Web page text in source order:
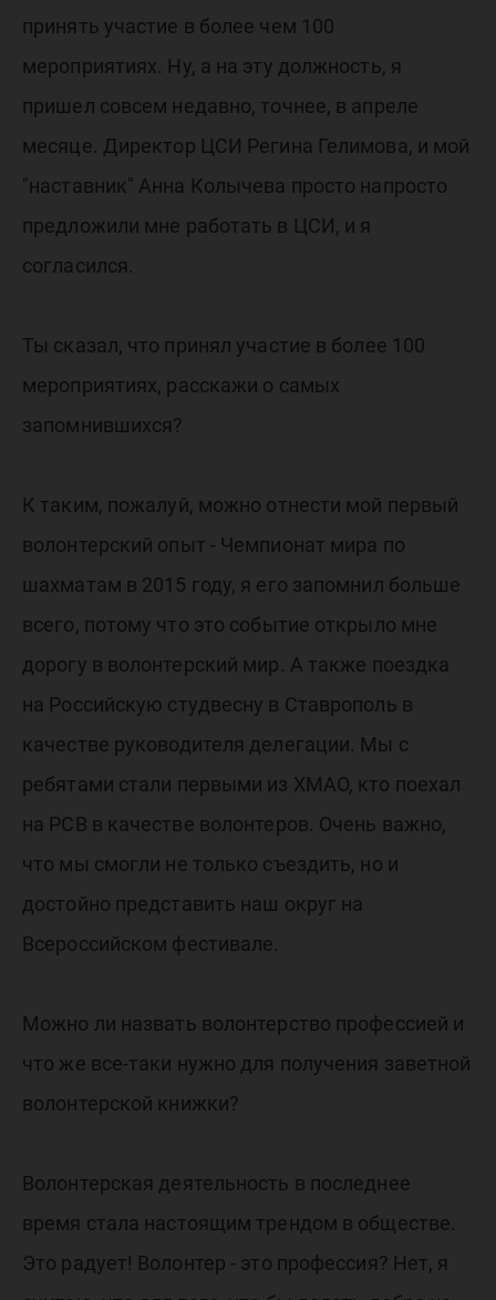
принять участие в более чем 100
мероприятиях. Ну, а на эту должность, я
пришел совсем недавно, точнее, в апреле
месяце. Директор ЦСИ Регина Гелимова, и мой
"наставник" Анна Колычева просто напросто
предложили мне работать в ЦСИ, и я
согласился.
Ты сказал, что принял участие в более 100
мероприятиях, расскажи о самых
запомнившихся?
К таким, пожалуй, можно отнести мой первый
волонтерский опыт - Чемпионат мира по
шахматам в 2015 году, я его запомнил больше
всего, потому что это событие открыло мне
дорогу в волонтерский мир. А также поездка
на Российскую студвесну в Ставрополь в
качестве руководителя делегации. Мы с
ребятами стали первыми из ХМАО, кто поехал
на РСВ в качестве волонтеров. Очень важно,
что мы смогли не только съездить, но и
достойно представить наш округ на
Всероссийском фестивале.
Можно ли назвать волонтерство профессией и
что же все-таки нужно для получения заветной
волонтерской книжки?
Волонтерская деятельность в последнее
время стала настоящим трендом в обществе.
Это радует! Волонтер - это профессия? Нет, я